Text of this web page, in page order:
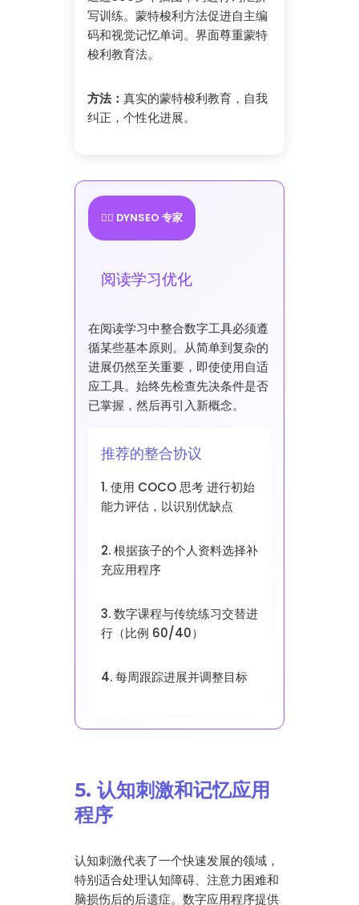
写训练。蒙特梭利方法促进自主编
码和视觉记忆单词。界面尊重蒙特
梭利教育法。
方法： 真实的蒙特梭利教育，自我
纠正，个性化进展。
👩‍⚕️ DYNSEO 专家
阅读学习优化
在阅读学习中整合数字工具必须遵
循某些基本原则。从简单到复杂的
进展仍然至关重要，即使使用自适
应工具。始终先检查先决条件是否
已掌握，然后再引入新概念。
推荐的整合协议
1. 使用 COCO 思考 进行初始
能力评估，以识别优缺点
2. 根据孩子的个人资料选择补
充应用程序
3. 数字课程与传统练习交替进
行（比例 60/40）
4. 每周跟踪进展并调整目标
5. 认知刺激和记忆应用
程序
认知刺激代表了一个快速发展的领域，
特别适合处理认知障碍、注意力困难和
脑损伤后的后遗症。数字应用程序提供